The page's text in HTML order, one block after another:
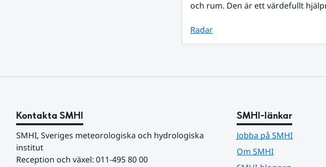
och rum. Den är ett värdefullt
Radar
Kontakta SMHI
SMHI, Sveriges meteorologiska och hydrologiska
institut
Reception och växel: 011-495 80 00
SMHI-länkar
Jobba på SMHI
Om SMHI